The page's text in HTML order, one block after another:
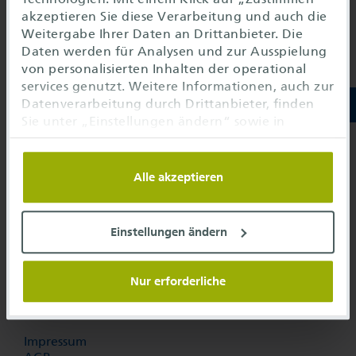
akzeptieren Sie diese Verarbeitung und auch die
Weitergabe Ihrer Daten an Drittanbieter. Die
Daten werden für Analysen und zur Ausspielung
von personalisierten Inhalten der operational
services genutzt. Weitere Informationen, auch zur
Datenverarbeitung durch Drittanbieter, finden
Sie unter „Einstellungen ändern“ sowie in
unserenDatenschutzhinweisen. Sie können die
Verwendung auf notwendige Cookies
einschränken oder hier anpassen.
Alle akzeptieren
Einstellungen ändern
Nur erforderliche
Unser Telefonservice
+49 69 689702-710
info@o-s.de
operational services GmbH & Co. KG
Gebäude 234, HBK25
60549 Frankfurt am Main
Kontakt
Impressum